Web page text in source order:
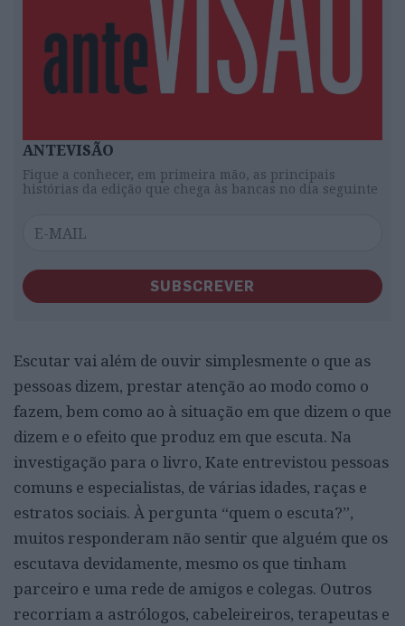
ANTEVISÃO
Fique a conhecer, em primeira mão, as principais
histórias da edição que chega às bancas no dia seguinte
SUBSCREVER
Escutar vai além de ouvir simplesmente o que as
pessoas dizem, prestar atenção ao modo como o
fazem, bem como ao à situação em que dizem o que
dizem e o efeito que produz em que escuta. Na
investigação para o livro, Kate entrevistou pessoas
comuns e especialistas, de várias idades, raças e
estratos sociais. À pergunta “quem o escuta?”,
muitos responderam não sentir que alguém que os
escutava devidamente, mesmo os que tinham
parceiro e uma rede de amigos e colegas. Outros
recorriam a astrólogos, cabeleireiros, terapeutas e